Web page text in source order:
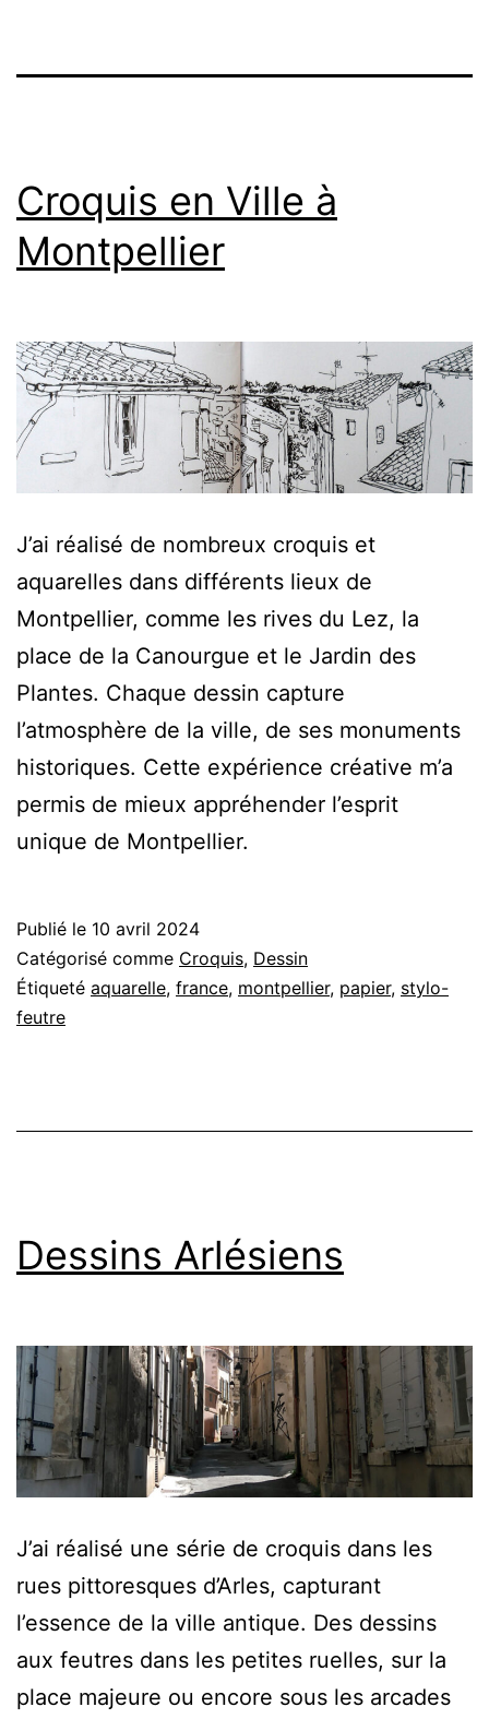
Croquis en Ville à
Montpellier
J’ai réalisé de nombreux croquis et
aquarelles dans différents lieux de
Montpellier, comme les rives du Lez, la
place de la Canourgue et le Jardin des
Plantes. Chaque dessin capture
l’atmosphère de la ville, de ses monuments
historiques. Cette expérience créative m’a
permis de mieux appréhender l’esprit
unique de Montpellier.
Publié le 10 avril 2024
Catégorisé comme Croquis, Dessin
Étiqueté aquarelle, france, montpellier, papier, stylo-
feutre
Dessins Arlésiens
J’ai réalisé une série de croquis dans les
rues pittoresques d’Arles, capturant
l’essence de la ville antique. Des dessins
aux feutres dans les petites ruelles, sur la
place majeure ou encore sous les arcades